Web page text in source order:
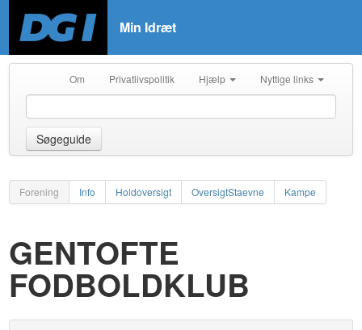
Min Idræt
Om Privatlivspolitik Hjælp Nyttige links
Søgeguide
Forening Info Holdoversigt OversigtStaevne Kampe
GENTOFTE
FODBOLDKLUB